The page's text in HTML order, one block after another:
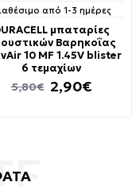
από 1-3 ημέρες
μπαταρίες
Βαρηκοΐας
10 MF 1.45V blister
6 τεμαχίων
2,90€
5,80€